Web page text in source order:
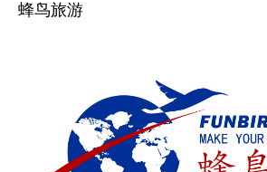
蜂鸟旅游